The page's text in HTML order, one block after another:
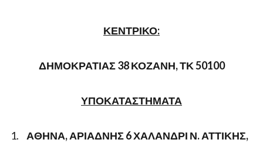
ΚΕΝΤΡΙΚΟ:
ΔΗΜΟΚΡΑΤΙΑΣ 38 ΚΟΖΑΝΗ, ΤΚ 50100
ΥΠΟΚΑΤΑΣΤΗΜΑΤΑ
ΑΘΗΝΑ, ΑΡΙΑΔΝΗΣ 6 ΧΑΛΑΝΔΡΙ Ν. ΑΤΤΙΚΗΣ,